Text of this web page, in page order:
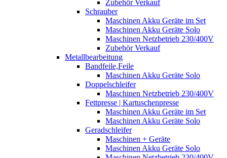
Zubehör Verkauf
Schrauber
Maschinen Akku Geräte im Set
Maschinen Akku Geräte Solo
Maschinen Netzbetrieb 230/400V
Zubehör Verkauf
Metallbearbeitung
Bandfeile,Feile
Maschinen Akku Geräte Solo
Doppelschleifer
Maschinen Netzbetrieb 230/400V
Fettpresse | Kartuschenpresse
Maschinen Akku Geräte im Set
Maschinen Akku Geräte Solo
Geradschleifer
Maschinen + Geräte
Maschinen Akku Geräte Solo